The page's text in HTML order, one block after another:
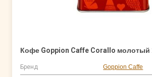
Кофе Goppion Caffe Corallo молотый
Бренд Goppion Caffe